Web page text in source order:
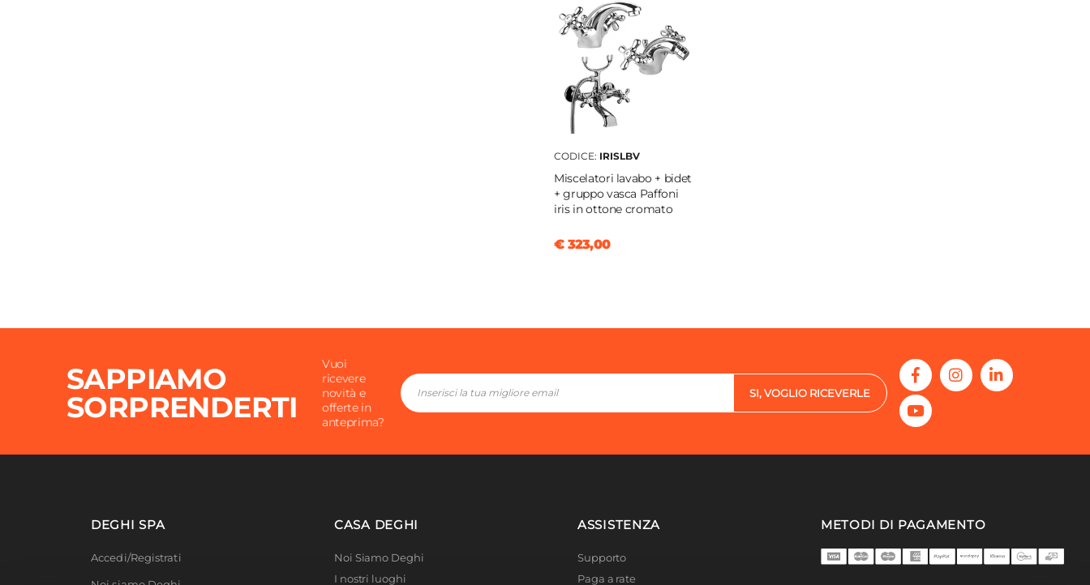
CODICE: IRISLBV
Miscelatori lavabo + bidet
+ gruppo vasca Paffoni
iris in ottone cromato
€ 323,00
SAPPIAMO
SORPRENDERTI
Vuoi
ricevere
novità e
offerte in
anteprima?
SI, VOGLIO RICEVERLE
DEGHI SPA
Accedi/Registrati
CASA DEGHI
Noi Siamo Deghi
I nostri luoghi
ASSISTENZA
Supporto
Paga a rate
METODI DI PAGAMENTO